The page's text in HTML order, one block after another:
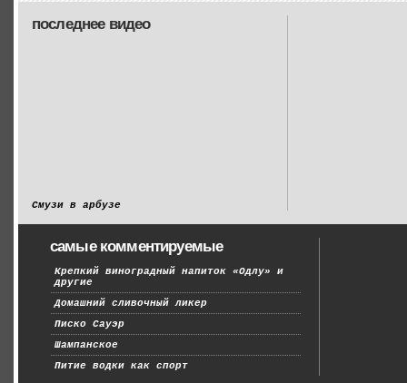
последнее видео
Смузи в арбузе
самые комментируемые
Крепкий виноградный напиток «Одлу» и
другие
Домашний сливочный ликер
Писко Сауэр
Шампанское
Питие водки как спорт